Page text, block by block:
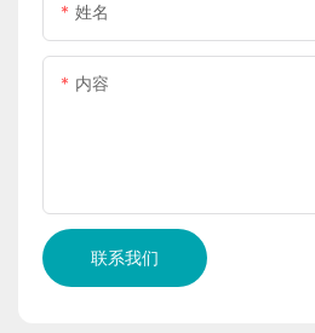
姓名
内容
联系我们